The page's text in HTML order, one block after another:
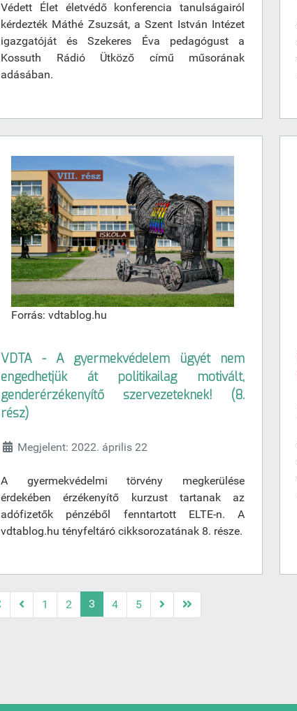
Védett Élet életvédő konferencia tanulságairól
kérdezték Máthé Zsuzsát, a Szent István Intézet
igazgatóját és Szekeres Éva pedagógust a
Kossuth Rádió Ütköző című műsorának
adásában.
Forrás: vdtablog.hu
VDTA - A gyermekvédelem ügyét nem
engedhetjük át politikailag motivált,
genderérzékenyítő szervezeteknek! (8.
rész)
Megjelent: 2022. április 22
A gyermekvédelmi törvény megkerülése
érdekében érzékenyítő kurzust tartanak az
adófizetők pénzéből fenntartott ELTE-n. A
vdtablog.hu tényfeltáró cikksorozatának 8. része.
1 2 3 4 5